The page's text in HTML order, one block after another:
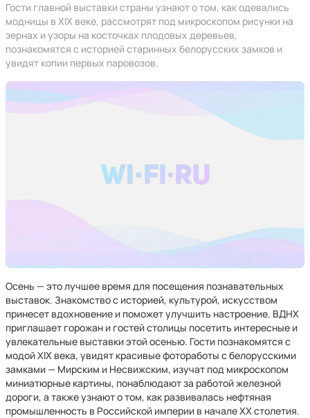
Гости главной выставки страны узнают о том, как одевались
модницы в XIX веке, рассмотрят под микроскопом рисунки на
зернах и узоры на косточках плодовых деревьев,
познакомятся с историей старинных белорусских замков и
увидят копии первых паровозов.
Осень — это лучшее время для посещения познавательных
выставок. Знакомство с историей, культурой, искусством
принесет вдохновение и поможет улучшить настроение. ВДНХ
приглашает горожан и гостей столицы посетить интересные и
увлекательные выставки этой осенью. Гости познакомятся с
модой XIX века, увидят красивые фотоработы с белорусскими
замками — Мирским и Несвижским, изучат под микроскопом
миниатюрные картины, понаблюдают за работой железной
дороги, а также узнают о том, как развивалась нефтяная
промышленность в Российской империи в начале XX столетия.